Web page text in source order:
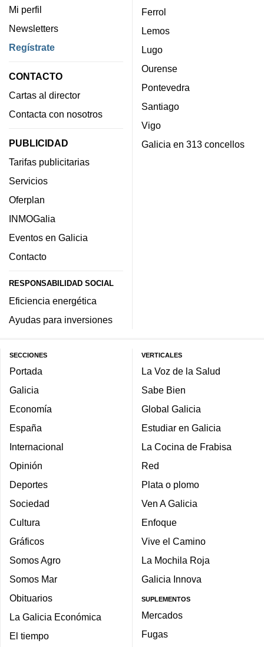
Mi perfil
Newsletters
Regístrate
CONTACTO
Cartas al director
Contacta con nosotros
PUBLICIDAD
Tarifas publicitarias
Servicios
Oferplan
INMOGalia
Eventos en Galicia
Contacto
RESPONSABILIDAD SOCIAL
Eficiencia energética
Ayudas para inversiones
Ferrol
Lemos
Lugo
Ourense
Pontevedra
Santiago
Vigo
Galicia en 313 concellos
SECCIONES
Portada
Galicia
Economía
España
Internacional
Opinión
Deportes
Sociedad
Cultura
Gráficos
Somos Agro
Somos Mar
Obituarios
La Galicia Económica
El tiempo
VERTICALES
La Voz de la Salud
Sabe Bien
Global Galicia
Estudiar en Galicia
La Cocina de Frabisa
Red
Plata o plomo
Ven A Galicia
Enfoque
Vive el Camino
La Mochila Roja
Galicia Innova
SUPLEMENTOS
Mercados
Fugas